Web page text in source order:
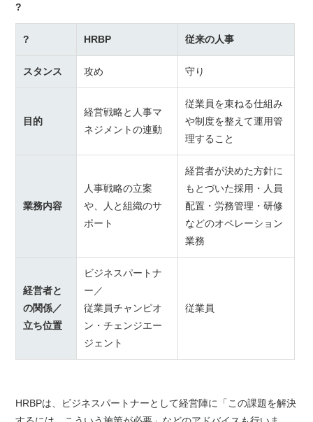
?
? HRBP 従来の人事
スタンス 攻め 守り
目的
経営戦略と人事マ
ネジメントの連動
従業員を束ねる仕組み
や制度を整えて運用管
理すること
業務内容
人事戦略の立案
や、人と組織のサ
ポート
経営者が決めた方針に
もとづいた採用・人員
配置・労務管理・研修
などのオペレーション
業務
経営者と
の関係／
立ち位置
ビジネスパートナ
ー／
従業員チャンピオ
ン・チェンジエー
ジェント
従業員
HRBPは、ビジネスパートナーとして経営陣に「この課題を解決